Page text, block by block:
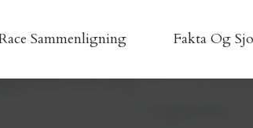
Sammenligning Fakta Og